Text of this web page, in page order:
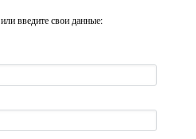
или введите свои данные: